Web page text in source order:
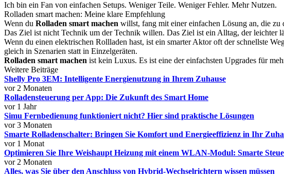
Ich bin ein Fan von einfachen Setups. Weniger Teile. Weniger Fehler. Mehr Nutzen.
Rolladen smart machen: Meine klare Empfehlung
Wenn du Rolladen smart machen willst, fang mit einer einfachen Lösung an, die zu
Das Ziel ist nicht Technik um der Technik willen. Das Ziel ist ein Alltag, der leichter
Wenn du einen elektrischen Rollladen hast, ist ein smarter Aktor oft der schnellste
gleich in Szenarien statt in Einzelgeräten.
Rolladen smart machen ist kein Luxus. Es ist eine der einfachsten Upgrades für
Weitere Beiträge
Shelly Pro 3EM: Intelligente Energienutzung in Ihrem Zuhause
vor 2 Monaten
Rolladensteuerung per App: Die Zukunft des Smart Home
vor 1 Jahr
Simu Fernbedienung funktioniert nicht? Hier sind praktische Lösungen
vor 3 Monaten
Smarte Rolladenschalter: Bringen Sie Komfort und Energieeffizienz in Ihr
vor 1 Monat
Optimieren Sie Ihre Weishaupt Heizung mit einem WLAN-Modul: Smarte
vor 2 Monaten
Alles, was Sie über den Anschluss von Hybrid-Wechselrichtern wissen müssen